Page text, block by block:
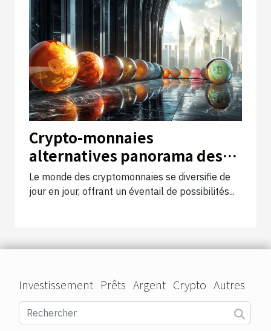
Crypto-monnaies
alternatives panorama des
altcoins prometteurs pour un
investissement à long terme
Le monde des cryptomonnaies se diversifie de
jour en jour, offrant un éventail de possibilités...
Investissement Prêts Argent Crypto Autres